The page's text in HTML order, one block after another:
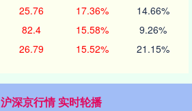
25.76 17.36% 14.66%
82.4 15.58% 9.26%
26.79 15.52% 21.15%
沪深京行情 实时轮播